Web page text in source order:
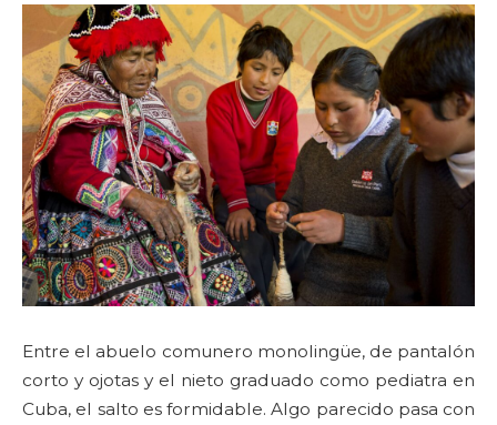
Entre el abuelo comunero monolingüe, de pantalón
corto y ojotas y el nieto graduado como pediatra en
Cuba, el salto es formidable. Algo parecido pasa con